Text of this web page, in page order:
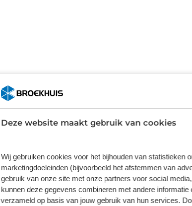
Deze website maakt gebruik van cookies
Wij gebruiken cookies voor het bijhouden van statistieken
marketingdoeleinden (bijvoorbeeld het afstemmen van
gebruik van onze site met onze partners voor social
kunnen deze gegevens combineren met andere
verzameld op basis van jouw gebruik van hun services.